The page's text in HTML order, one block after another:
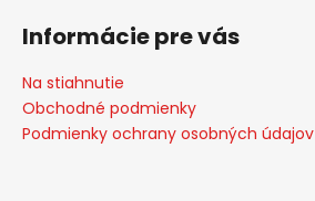
Informácie pre vás
Na stiahnutie
Obchodné podmienky
Podmienky ochrany osobných údajov